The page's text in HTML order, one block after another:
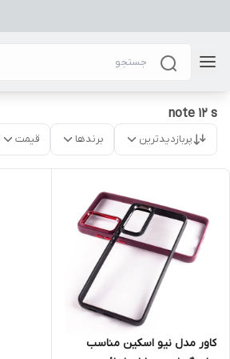
note 12 s
پربازدیدترین برندها قیمت
کاور مدل نیو اسکین مناسب